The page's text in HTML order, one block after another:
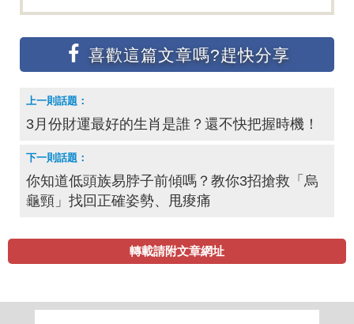
3月份財運最好的生肖是誰？還不快把握時機！
你知道低頭族易脖子前傾嗎？教你3招搶救「烏
龜頸」找回正確姿勢、甩痠痛
轉載請附文章網址